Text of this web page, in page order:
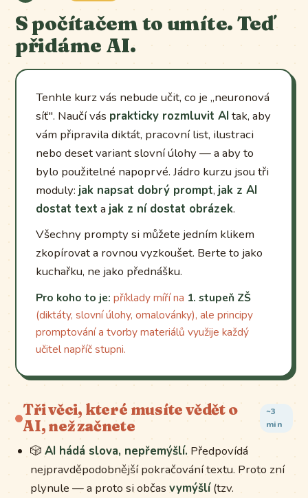
S počítačem to umíte. Teď
přidáme AI.
Tenhle kurz vás nebude učit, co je „neuronová
síť". Naučí vás prakticky rozmluvit AI tak, aby
vám připravila diktát, pracovní list, ilustraci
nebo deset variant slovní úlohy — a aby to
bylo použitelné napoprvé. Jádro kurzu jsou tři
moduly: jak napsat dobrý prompt, jak z AI
dostat text a jak z ní dostat obrázek.
Všechny prompty si můžete jedním klikem
zkopírovat a rovnou vyzkoušet. Berte to jako
kuchařku, ne jako přednášku.
Pro koho to je: příklady míří na 1. stupeň ZŠ
(diktáty, slovní úlohy, omalovánky), ale principy
promptování a tvorby materiálů využije každý
učitel napříč stupni.
Tři věci, které musíte vědět o
AI, než začnete
~3
min
🎲 AI hádá slova, nepřemýšlí. Předpovídá
nejpravděpodobnější pokračování textu. Proto zní
plynule — a proto si občas vymýšlí(tzv.